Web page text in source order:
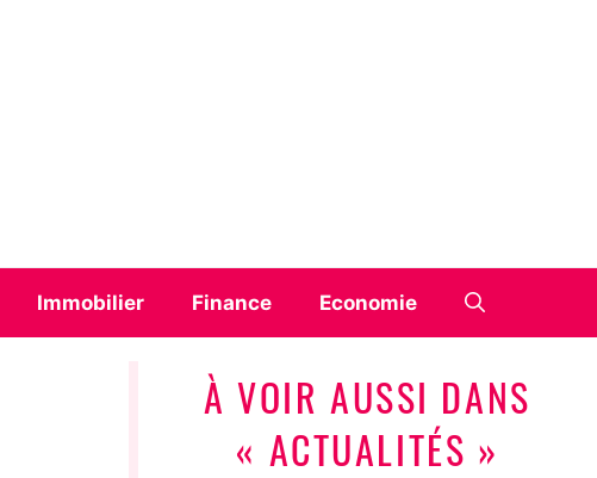
Immobilier Finance Economie
À VOIR AUSSI DANS
« ACTUALITÉS »